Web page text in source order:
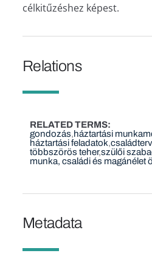
célkitűzéshez képest.
Relations
RELATED TERMS
gondozás háztartási
háztartási feladatok
többszörös teher szülői
munka, családi és magánélet
Metadata